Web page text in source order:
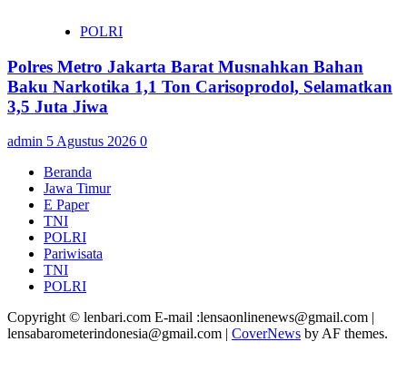
POLRI
Polres Metro Jakarta Barat Musnahkan Bahan
Baku Narkotika 1,1 Ton Carisoprodol, Selamatkan
3,5 Juta Jiwa
admin 5 Agustus 2026 0
Beranda
Jawa Timur
E Paper
TNI
POLRI
Pariwisata
TNI
POLRI
Copyright © lenbari.com E-mail :lensaonlinenews@gmail.com |
lensabarometerindonesia@gmail.com | CoverNews by AF themes.